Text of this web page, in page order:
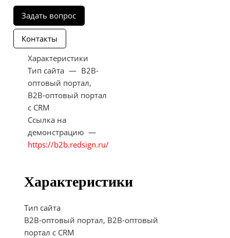
Характеристики
Тип сайта — B2B-
оптовый портал,
B2B-оптовый портал
c CRM
Ссылка на
демонстрацию —
https://b2b.redsign.ru/
Характеристики
Тип сайта
B2B-оптовый портал, B2B-оптовый
портал c CRM